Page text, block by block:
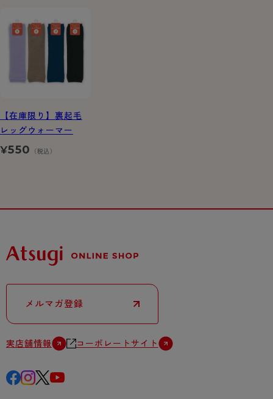
【在庫限り】裏起毛
レッグウォーマー
¥550 （税込）
メルマガ登録
実店舗情報 コーポレートサイト